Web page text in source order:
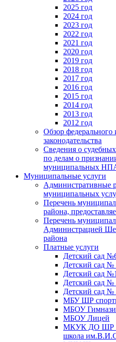
2025 год
2024 год
2023 год
2022 год
2021 год
2020 год
2019 год
2018 год
2017 год
2016 год
2015 год
2014 год
2013 год
2012 год
Обзор федерального
законодательства
Сведения о
по делам о
муниципальных
Муниципальные услуги
Административные
муниципальных
Перечень
района,
Перечень
Администрацией
района
Платные услуги
Детский сад
Детский сад
Детский сад
Детский сад
Детский сад №
МБУ ШР
МБОУ
МБОУ Лицей
МКУК ДО ШР
школа